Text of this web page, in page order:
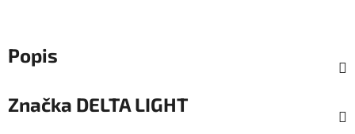
Popis
Značka DELTA LIGHT